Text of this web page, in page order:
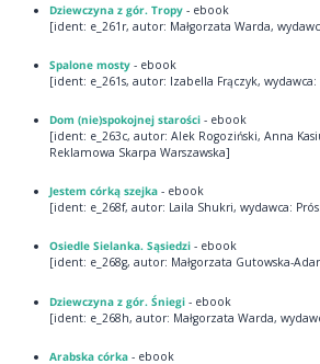
Dziewczyna z gór. Tropy- ebook
[ident: e_261r, autor: Małgorzata Warda,
Spalone mosty- ebook
[ident: e_261s, autor: Izabella Frączyk, wydawca:
Dom (nie)spokojnej starości- ebook
[ident: e_263c, autor: Alek Rogoziński, Anna
Reklamowa Skarpa Warszawska]
Jestem córką szejka- ebook
[ident: e_268f, autor: Laila Shukri, wydawca:
Osiedle Sielanka. Sąsiedzi- ebook
[ident: e_268g, autor: Małgorzata Gutowska-
Dziewczyna z gór. Śniegi- ebook
[ident: e_268h, autor: Małgorzata Warda,
Arabska córka- ebook